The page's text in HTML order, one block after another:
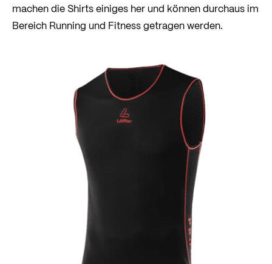
machen die Shirts einiges her und können durchaus im
Bereich Running und Fitness getragen werden.